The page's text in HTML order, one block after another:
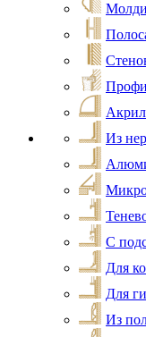
Из
С
Для
Для
Из